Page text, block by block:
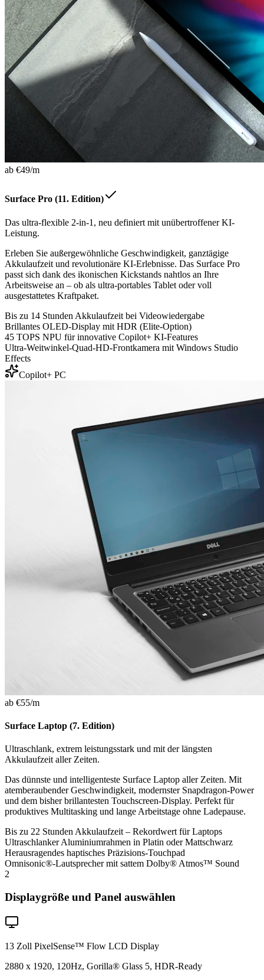
ab €49/m
Surface Pro (11. Edition)
Das ultra-flexible 2-in-1, neu definiert mit unübertroffener KI-
Leistung.
Erleben Sie außergewöhnliche Geschwindigkeit, ganztägige
Akkulaufzeit und revolutionäre KI-Erlebnisse. Das Surface Pro
passt sich dank des ikonischen Kickstands nahtlos an Ihre
Arbeitsweise an – ob als ultra-portables Tablet oder voll
ausgestattetes Kraftpaket.
Bis zu 14 Stunden Akkulaufzeit bei Videowiedergabe
Brillantes OLED-Display mit HDR (Elite-Option)
45 TOPS NPU für innovative Copilot+ KI-Features
Ultra-Weitwinkel-Quad-HD-Frontkamera mit Windows Studio
Effects
Copilot+ PC
ab €55/m
Surface Laptop (7. Edition)
Ultraschlank, extrem leistungsstark und mit der längsten
Akkulaufzeit aller Zeiten.
Das dünnste und intelligenteste Surface Laptop aller Zeiten. Mit
atemberaubender Geschwindigkeit, modernster Snapdragon-Power
und dem bisher brillantesten Touchscreen-Display. Perfekt für
produktives Multitasking und lange Arbeitstage ohne Ladepause.
Bis zu 22 Stunden Akkulaufzeit – Rekordwert für Laptops
Ultraschlanker Aluminiumrahmen in Platin oder Mattschwarz
Herausragendes haptisches Präzisions-Touchpad
Omnisonic®-Lautsprecher mit sattem Dolby® Atmos™ Sound
2
Displaygröße und Panel auswählen
13 Zoll PixelSense™ Flow LCD Display
2880 x 1920, 120Hz, Gorilla® Glass 5, HDR-Ready